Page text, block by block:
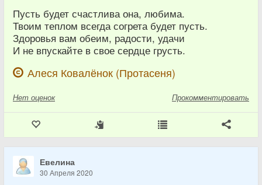
Пусть будет счастлива она, любима.
Твоим теплом всегда согрета будет пусть.
Здоровья вам обеим, радости, удачи
И не впускайте в свое сердце грусть.
Алеся Ковалёнок (Протасеня)
Нет оценок Прокомментировать
Евелина
30 Апреля 2020